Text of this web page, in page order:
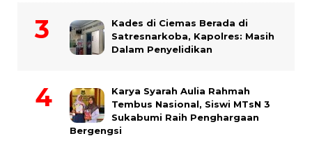
Kades di Ciemas Berada di
Satresnarkoba, Kapolres: Masih
Dalam Penyelidikan
Karya Syarah Aulia Rahmah
Tembus Nasional, Siswi MTsN 3
Sukabumi Raih Penghargaan
Bergengsi